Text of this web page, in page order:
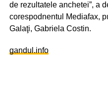
de rezultatele anchetei”, a
corespodnentul Mediafax,
Galaţi, Gabriela Costin.
gandul.info